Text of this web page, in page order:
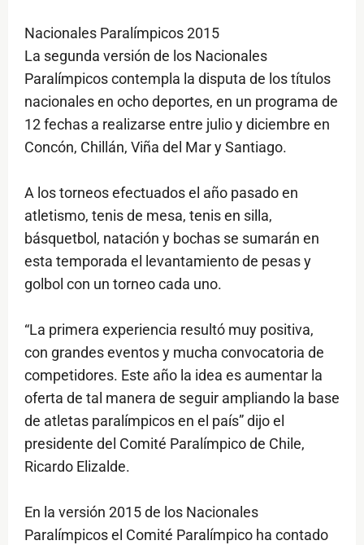
Nacionales Paralímpicos 2015
La segunda versión de los Nacionales
Paralímpicos contempla la disputa de los títulos
nacionales en ocho deportes, en un programa de
12 fechas a realizarse entre julio y diciembre en
Concón, Chillán, Viña del Mar y Santiago.
A los torneos efectuados el año pasado en
atletismo, tenis de mesa, tenis en silla,
básquetbol, natación y bochas se sumarán en
esta temporada el levantamiento de pesas y
golbol con un torneo cada uno.
“La primera experiencia resultó muy positiva,
con grandes eventos y mucha convocatoria de
competidores. Este año la idea es aumentar la
oferta de tal manera de seguir ampliando la base
de atletas paralímpicos en el país” dijo el
presidente del Comité Paralímpico de Chile,
Ricardo Elizalde.
En la versión 2015 de los Nacionales
Paralímpicos el Comité Paralímpico ha contado